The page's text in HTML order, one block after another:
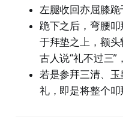
左腿收回亦屈膝跪
跪下之后，弯腰
于拜垫之上，额头
古人说“礼不过三”
若是参拜三清、玉
礼，即是将整个叩